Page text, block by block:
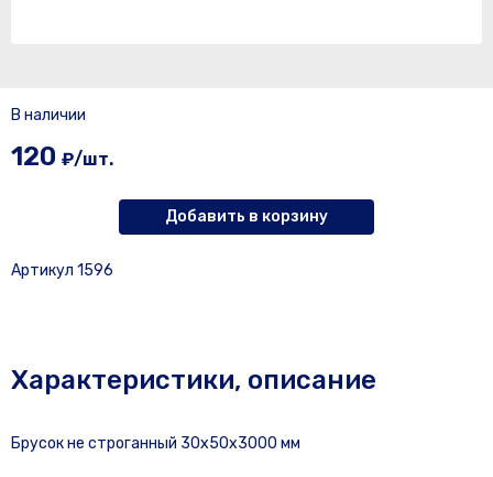
В наличии
120 ₽/шт.
Добавить в корзину
Артикул 1596
Характеристики, описание
Брусок не строганный 30х50х3000 мм